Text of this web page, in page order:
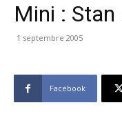
Mini :
1 septembre 2005
Facebook